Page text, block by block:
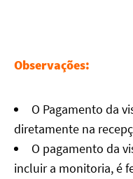
Observações:
O Pagamento da
diretamente na
O pagamento da
incluir a monitoria, é